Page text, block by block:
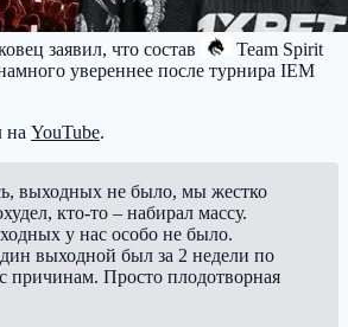
заявил, что состав
Team Spirit
увереннее после турнира IEM
на YouTube.
выходных не было, мы жестко
кто-то – набирал массу.
у нас особо не было.
выходной был за 2 недели по
причинам. Просто плодотворная